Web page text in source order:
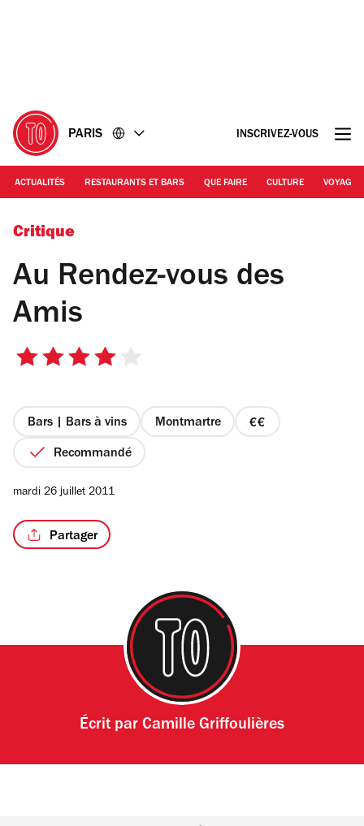
PARIS INSCRIVEZ-VOUS
ACTUALITÉS RESTAURANTS ET BARS QUE FAIRE CULTURE VOYAGE
© C.G.
Critique
Au Rendez-vous des
Amis
4
étoiles
Bars | Bars à vins Montmartre
prix
Recommandé
mardi 26 juillet 2011
Partager
Écrit par Camille Griffoulières